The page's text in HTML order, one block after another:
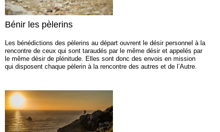
Bénir les pèlerins
Les bénédictions des pèlerins au départ ouvrent le désir personnel à la
rencontre de ceux qui sont taraudés par le même désir et appelés par
le même désir de plénitude. Elles sont donc des envois en mission
qui disposent chaque pèlerin à la rencontre des autres et de l’Autre.